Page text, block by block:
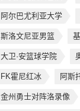
阿尔巴尤利亚大学
斯洛文尼亚男篮
大卫·安篮球学院
FK霍尼红冰 阿斯
金州勇士对阵洛录像